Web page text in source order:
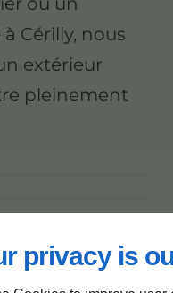
privacy is
Cérilly, nous
extérieur
pleinement